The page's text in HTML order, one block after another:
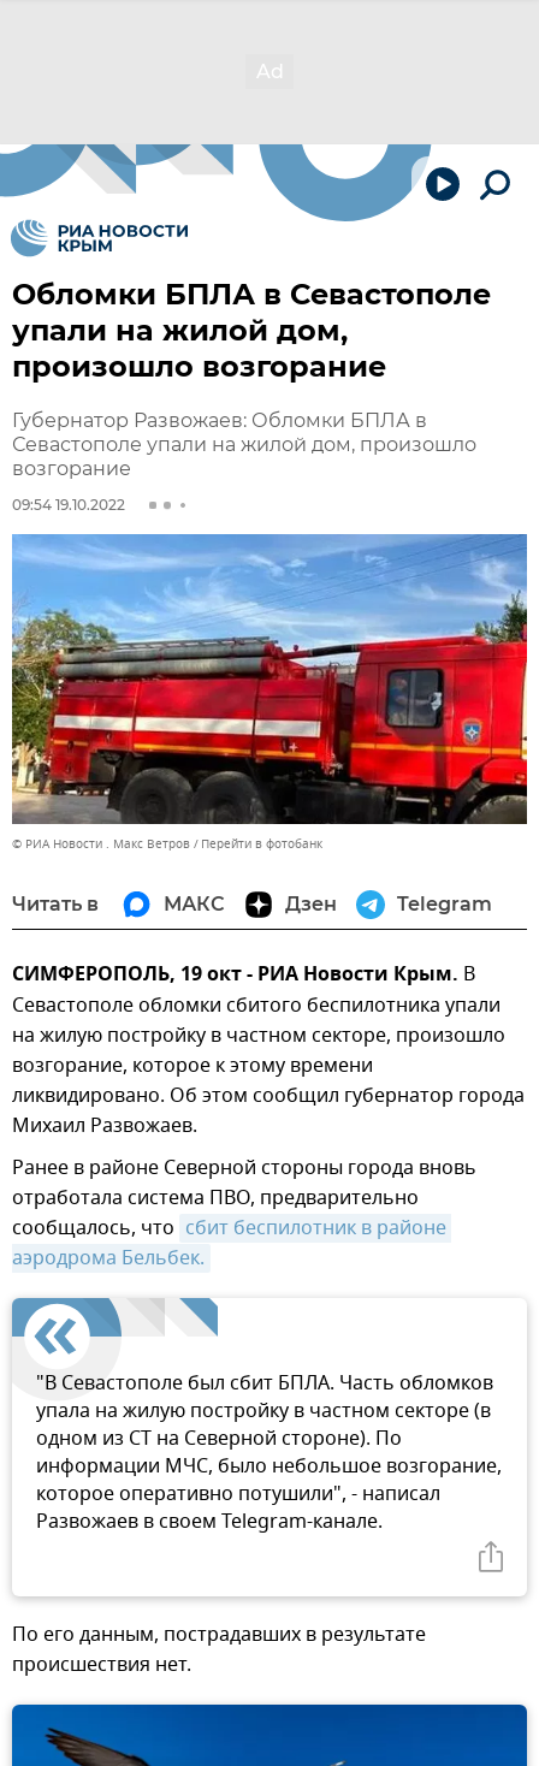
Обломки БПЛА в Севастополе
упали на жилой дом,
произошло возгорание
Губернатор Развожаев: Обломки БПЛА в
Севастополе упали на жилой дом, произошло
возгорание
09:54 19.10.2022
© РИА Новости . Макс Ветров Перейти в фотобанк
Читать в МАКС Дзен Telegram
СИМФЕРОПОЛЬ, 19 окт - РИА Новости Крым. В
Севастополе обломки сбитого беспилотника упали
на жилую постройку в частном секторе, произошло
возгорание, которое к этому времени
ликвидировано. Об этом сообщил губернатор города
Михаил Развожаев.
Ранее в районе Северной стороны города вновь
отработала система ПВО, предварительно
сообщалось, что сбит беспилотник в районе
аэродрома Бельбек.
"В Севастополе был сбит БПЛА. Часть обломков
упала на жилую постройку в частном секторе (в
одном из СТ на Северной стороне). По
информации МЧС, было небольшое возгорание,
которое оперативно потушили", - написал
Развожаев в своем Telegram-канале.
По его данным, пострадавших в результате
происшествия нет.